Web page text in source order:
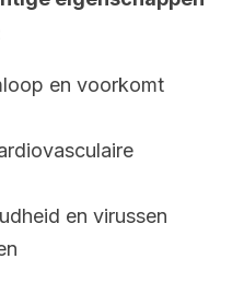
en voorkomt
en virussen